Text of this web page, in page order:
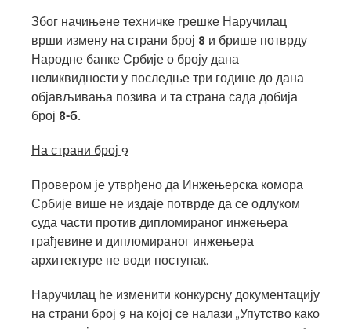
Због начињене техничке грешке Наручилац
врши измену на страни број 8 и брише потврду
Народне банке Србије о броју дана
неликвидности у последње три године до дана
објављивања позива и та страна сада добија
број 8-б.
На страни број 9
Провером је утврђено да Инжењерска комора
Србије више не издаје потврде да се одлуком
суда части против дипломираног инжењера
грађевине и дипломираног инжењера
архитектуре не води поступак.
Наручилац ће изменити конкурсну документацију
на страни број 9 на којој се налази „Упутство како